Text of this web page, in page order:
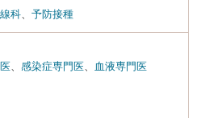
科、 予防接種
、 感染症専門医、 血液専門医